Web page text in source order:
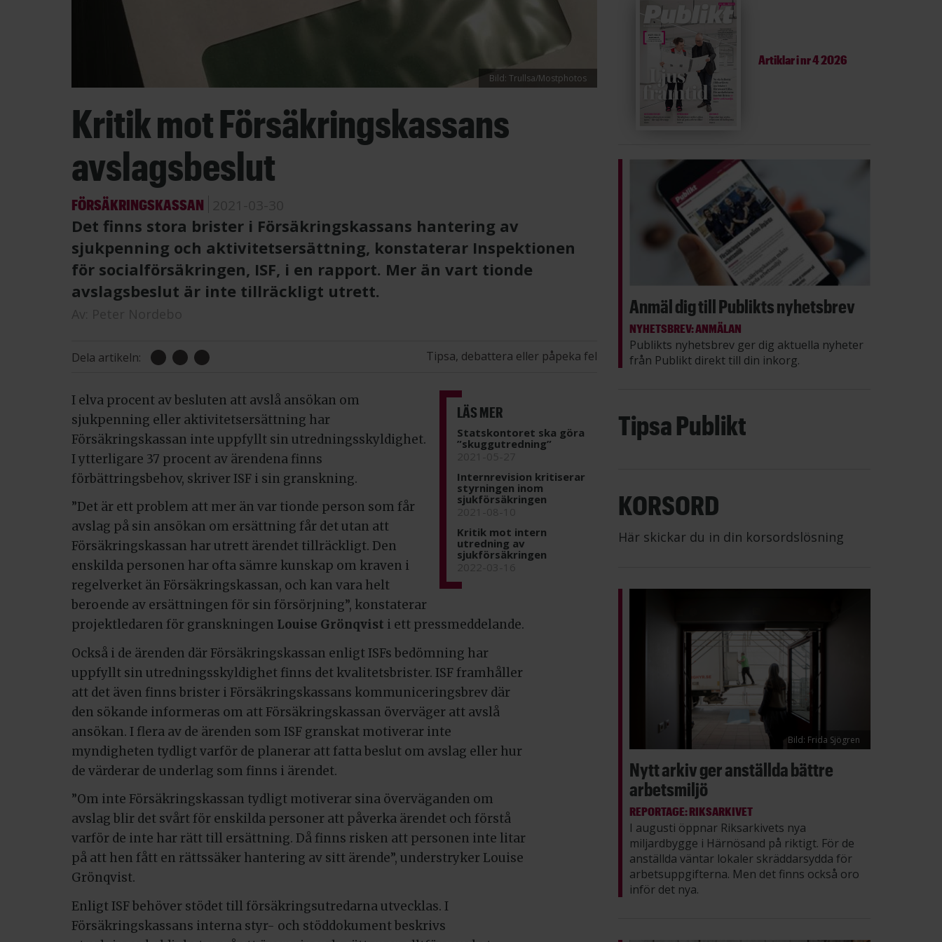
Bild: Trullsa/Mostphotos
Kritik mot Försäkringskassans
avslagsbeslut
FÖRSÄKRINGSKASSAN
Det finns stora brister i Försäkringskassans hantering av
sjukpenning och aktivitetsersättning, konstaterar Inspektionen
för socialförsäkringen, ISF, i en rapport. Mer än vart tionde
avslagsbeslut är inte tillräckligt utrett.
Dela artikeln: Tipsa, debattera eller påpeka fel
LÄS MER
Statskontoret ska göra
”skuggutredning”
Internrevision kritiserar
styrningen inom
sjukförsäkringen
Kritik mot intern
utredning av
sjukförsäkringen
I elva procent av besluten att avslå ansökan om
sjukpenning eller aktivitetsersättning har
Försäkringskassan inte uppfyllt sin utredningsskyldighet.
I ytterligare 37 procent av ärendena finns
förbättringsbehov, skriver ISF i sin granskning.
”Det är ett problem att mer än var tionde person som får
avslag på sin ansökan om ersättning får det utan att
Försäkringskassan har utrett ärendet tillräckligt. Den
enskilda personen har ofta sämre kunskap om kraven i
regelverket än Försäkringskassan, och kan vara helt
beroende av ersättningen för sin försörjning”, konstaterar
projektledaren för granskningen Louise Grönqvist i ett pressmeddelande.
Också i de ärenden där Försäkringskassan enligt ISFs bedömning har
uppfyllt sin utredningsskyldighet finns det kvalitetsbrister. ISF framhåller
att det även finns brister i Försäkringskassans kommuniceringsbrev där
den sökande informeras om att Försäkringskassan överväger att avslå
ansökan. I flera av de ärenden som ISF granskat motiverar inte
myndigheten tydligt varför de planerar att fatta beslut om avslag eller hur
de värderar de underlag som finns i ärendet.
”Om inte Försäkringskassan tydligt motiverar sina överväganden om
avslag blir det svårt för enskilda personer att påverka ärendet och förstå
varför de inte har rätt till ersättning. Då finns risken att personen inte litar
på att hen fått en rättssäker hantering av sitt ärende”, understryker Louise
Grönqvist.
Enligt ISF behöver stödet till försäkringsutredarna utvecklas. I
Försäkringskassans interna styr- och stöddokument beskrivs
Artiklar inr 4 2026
Anmäl dig till Publikts nyhetsbrev
NYHETSBREV: ANMÄLAN
Publikts nyhetsbrev ger dig aktuella nyheter
från Publikt direkt till din inkorg.
Tipsa Publikt
KORSORD
Här skickar du in din korsordslösning
Bild: Frida Sjögren
Nytt arkiv ger anställda bättre
arbetsmiljö
REPORTAGE: RIKSARKIVET
I augusti öppnar Riksarkivets nya
miljardbygge i Härnösand på riktigt. För de
anställda väntar lokaler skräddarsydda för
arbetsuppgifterna. Men det finns också oro
inför det nya.